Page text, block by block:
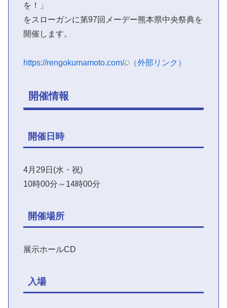
を！」
をスローガンに第97回メーデー熊本県中央祭典を
開催します。
https://rengokumamoto.com/ （外部リンク）
開催情報
開催日時
4月29日(水・祝)
10時00分～14時00分
開催場所
展示ホールCD
入場